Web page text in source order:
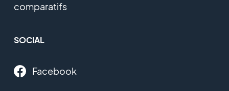
comparatifs
SOCIAL
Facebook